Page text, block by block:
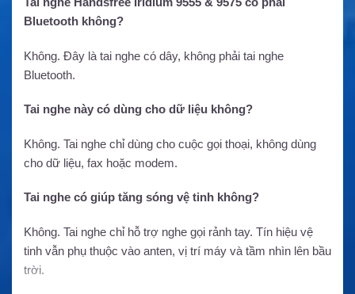
Bluetooth không?
Không. Đây là tai nghe có dây, không phải tai nghe
Bluetooth.
Tai nghe này có dùng cho dữ liệu không?
Không. Tai nghe chỉ dùng cho cuộc gọi thoại, không dùng
cho dữ liệu, fax hoặc modem.
Tai nghe có giúp tăng sóng vệ tinh không?
Không. Tai nghe chỉ hỗ trợ nghe gọi rảnh tay. Tín hiệu vệ
tinh vẫn phụ thuộc vào anten, vị trí máy và tầm nhìn lên bầu
trời.